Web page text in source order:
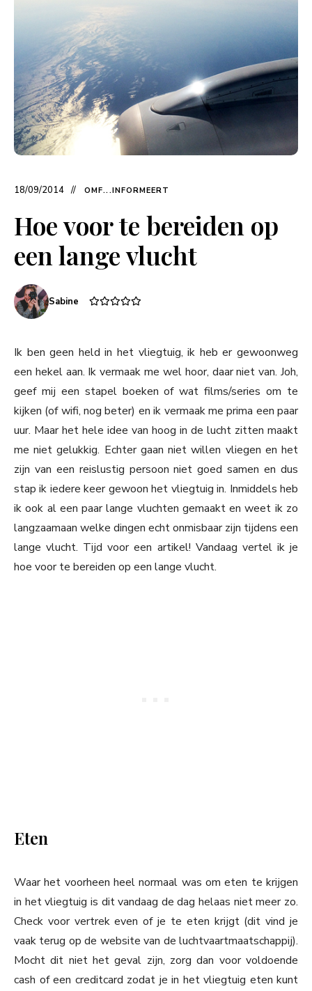
18/09/2014 OMF...INFORMEERT
Hoe voor te bereiden op
een lange vlucht
Sabine
Ik ben geen held in het vliegtuig, ik heb er gewoonweg
een hekel aan. Ik vermaak me wel hoor, daar niet van. Joh,
geef mij een stapel boeken of wat films/series om te
kijken (of wifi, nog beter) en ik vermaak me prima een paar
uur. Maar het hele idee van hoog in de lucht zitten maakt
me niet gelukkig. Echter gaan niet willen vliegen en het
zijn van een reislustig persoon niet goed samen en dus
stap ik iedere keer gewoon het vliegtuig in. Inmiddels heb
ik ook al een paar lange vluchten gemaakt en weet ik zo
langzaamaan welke dingen echt onmisbaar zijn tijdens een
lange vlucht. Tijd voor een artikel! Vandaag vertel ik je
hoe voor te bereiden op een lange vlucht.
Eten
Waar het voorheen heel normaal was om eten te krijgen
in het vliegtuig is dit vandaag de dag helaas niet meer zo.
Check voor vertrek even of je te eten krijgt (dit vind je
vaak terug op de website van de luchtvaartmaatschappij).
Mocht dit niet het geval zijn, zorg dan voor voldoende
cash of een creditcard zodat je in het vliegtuig eten kunt